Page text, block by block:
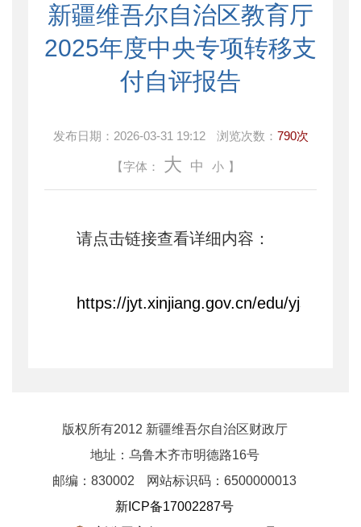
新疆维吾尔自治区教育厅
2025年度中央专项转移支
付自评报告
发布日期： 2026-03-31 19:12 浏览次数： 790次
【字体： 大 中 小 】
请点击链接查看详细内容：
https://jyt.xinjiang.gov.cn/edu/yjs/
版权所有2012 新疆维吾尔自治区财政厅
地址：乌鲁木齐市明德路16号
邮编：830002
网站标识码：6500000013
新ICP备17002287号